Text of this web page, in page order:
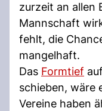
zurzeit an allen
Mannschaft
fehlt, die
mangelhaft.
Das Formtief
schieben, wäre
Vereine haben